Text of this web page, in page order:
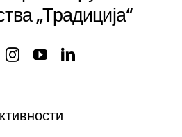
„Традиција“